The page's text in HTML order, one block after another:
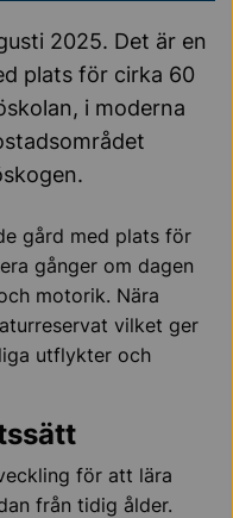
2025. Det är en
plats för cirka 60
i moderna
gård med plats för
gånger om dagen
motorik. Nära
vilket ger
utflykter och
för att lära
från tidig ålder.